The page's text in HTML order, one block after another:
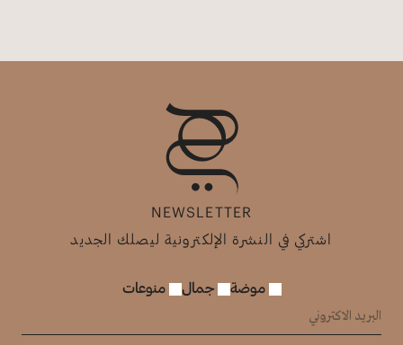
NEWSLETTER
اشتركي في النشرة الإلكترونية ليصلك الجديد
موضة جمال منوعات